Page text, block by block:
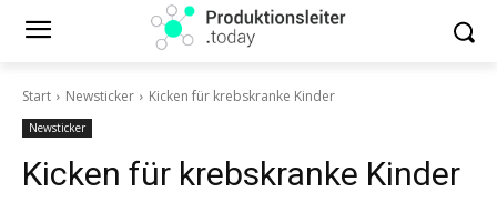
Start Newsticker Kicken für krebskranke Kinder
Newsticker
Kicken für krebskranke Kinder